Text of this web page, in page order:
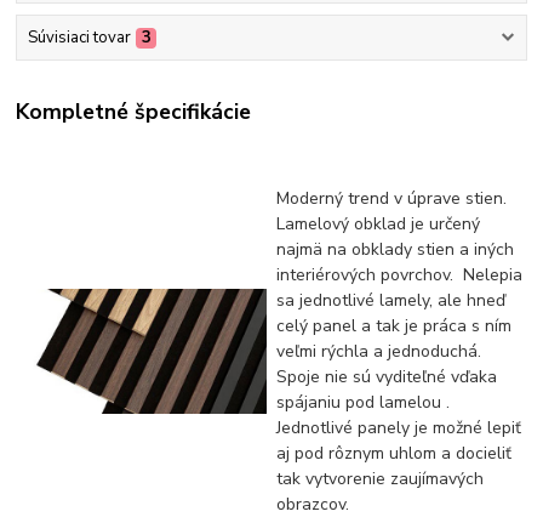
Súvisiaci tovar 3
Kompletné špecifikácie
Moderný trend v úprave stien.
Lamelový obklad je určený
najmä na obklady stien a iných
interiérových povrchov. Nelepia
sa jednotlivé lamely, ale hneď
celý panel a tak je práca s ním
veľmi rýchla a jednoduchá.
Spoje nie sú vyditeľné vďaka
spájaniu pod lamelou .
Jednotlivé panely je možné lepiť
aj pod rôznym uhlom a docieliť
tak vytvorenie zaujímavých
obrazcov.